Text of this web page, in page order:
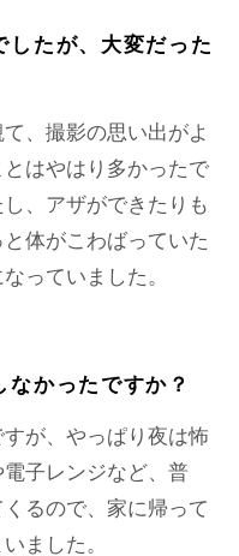
たが、大変だった
、撮影の思い出がよ
はやはり多かったで
、アザができたりも
体がこわばっていた
っていました。
かったですか？
が、やっぱり夜は怖
子レンジなど、普
るので、家に帰って
ました。